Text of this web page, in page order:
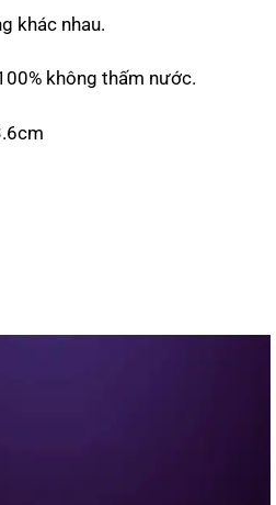
khác nhau.
không thấm nước.